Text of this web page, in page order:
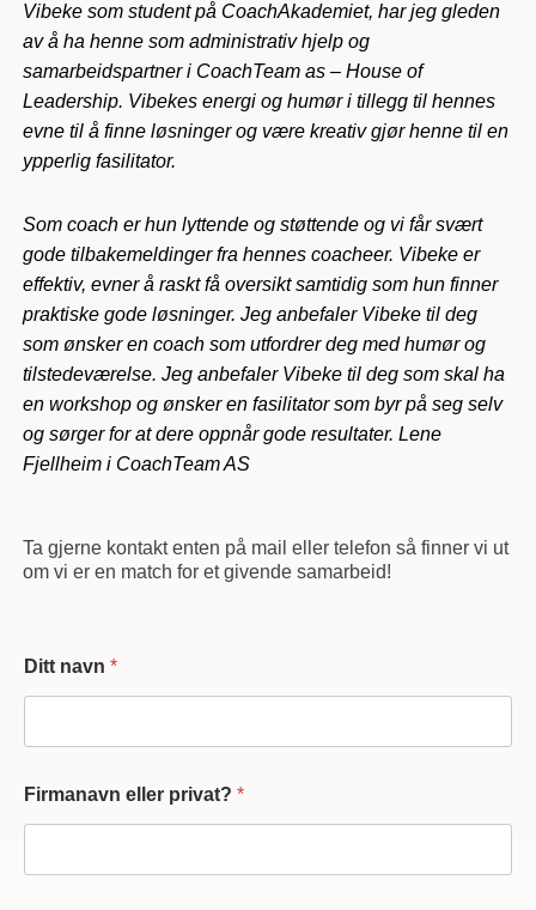
Vibeke som student på CoachAkademiet, har jeg gleden
av å ha henne som administrativ hjelp og
samarbeidspartner i CoachTeam as – House of
Leadership. Vibekes energi og humør i tillegg til hennes
evne til å finne løsninger og være kreativ gjør henne til en
ypperlig fasilitator.
Som coach er hun lyttende og støttende og vi får svært
gode tilbakemeldinger fra hennes coacheer. Vibeke er
effektiv, evner å raskt få oversikt samtidig som hun finner
praktiske gode løsninger. Jeg anbefaler Vibeke til deg
som ønsker en coach som utfordrer deg med humør og
tilstedeværelse. Jeg anbefaler Vibeke til deg som skal ha
en workshop og ønsker en fasilitator som byr på seg selv
og sørger for at dere oppnår gode resultater. Lene
Fjellheim i CoachTeam AS
Ta gjerne kontakt enten på mail eller telefon så finner vi ut
om vi er en match for et givende samarbeid!
Ditt navn *
Firmanavn eller privat? *